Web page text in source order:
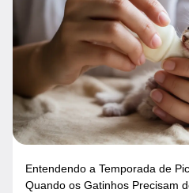
Entendendo a Temporada de
Quando os Gatinhos Precisam